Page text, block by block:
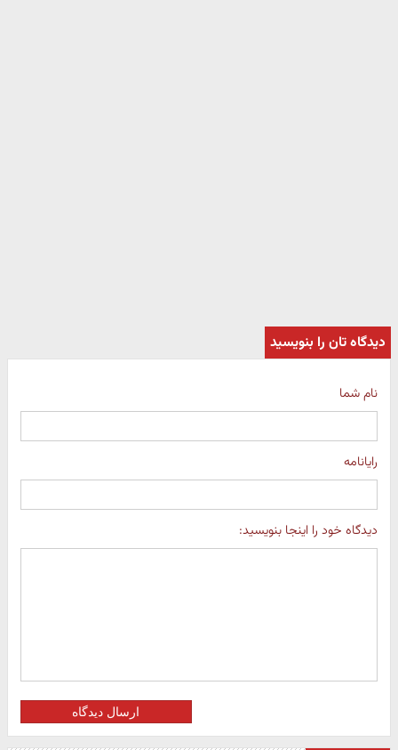
دیدگاه تان را بنویسید
نام شما
رایانامه
دیدگاه خود را اینجا بنویسید:
ارسال دیدگاه